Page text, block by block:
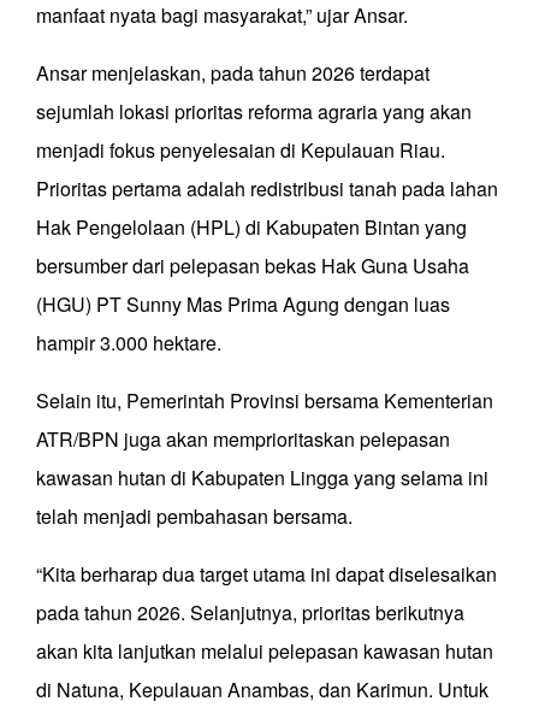
manfaat nyata bagi masyarakat,” ujar Ansar.
Ansar menjelaskan, pada tahun 2026 terdapat
sejumlah lokasi prioritas reforma agraria yang akan
menjadi fokus penyelesaian di Kepulauan Riau.
Prioritas pertama adalah redistribusi tanah pada lahan
Hak Pengelolaan (HPL) di Kabupaten Bintan yang
bersumber dari pelepasan bekas Hak Guna Usaha
(HGU) PT Sunny Mas Prima Agung dengan luas
hampir 3.000 hektare.
Selain itu, Pemerintah Provinsi bersama Kementerian
ATR/BPN juga akan memprioritaskan pelepasan
kawasan hutan di Kabupaten Lingga yang selama ini
telah menjadi pembahasan bersama.
“Kita berharap dua target utama ini dapat diselesaikan
pada tahun 2026. Selanjutnya, prioritas berikutnya
akan kita lanjutkan melalui pelepasan kawasan hutan
di Natuna, Kepulauan Anambas, dan Karimun. Untuk